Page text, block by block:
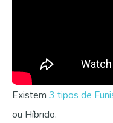
Existem 3 tipos de
ou Híbrido.